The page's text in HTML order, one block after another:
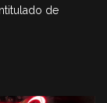
de